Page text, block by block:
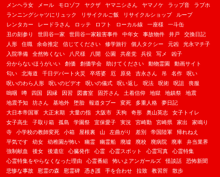
メンヘラ女
メール モロゾフ ヤクザ ヤマニシさん ヤマノケ ラップ音
ラブホ
ランニングシャツにリュック
リサイクルご飯 リサイクルショップ
ループ
レンタカー
レードラさん ロッテ ロフト ローカル線 一座様
一斗缶
丑の刻参り
世田谷一家 世田谷一家殺害事件 中年女 事故物件 井戸
交換日記
人形
住職 余命推定 信じてください 修学旅行 個人タクシー 元凶
光永マチ子
入院準備
全然怖くない 八尺様 八開 公園 共産党 兵役 写メ
凶子
分からないほうがいい
創価 創価学会 助けてください 動物霊園
動画サイト
匂い
北海道 千日デパート火災 卒塔婆 厄 原発 吉永さん 吊 名作
呪い
呪いのわら人形
呪いのビデオ 呪いの儀式 呪い返し 呪法 呪術 呪詛
喪服
嗚咽
噂 四国 因縁 因習 図書室 固芥さん 土着信仰 地獄 地鎮祭
地震
地震予知
坊さん 基地外 堕胎 報道タブー 変死 多重人格
夢日記
大日本帝国軍
大正末期 大量の指 大阪市 天狗 奇形 奥山英志
女子トイレ
女子高生
子取り箱 孤島 学園祭 宜保愛子 実況 宮崎勤 宮崎県 家出
家鳴り
寺
小学校の教師変死 小箱 屋根裏 山 左曲がり 差別 帝国陸軍
帰れねえ
平気です
幼女 幼稚園が怖い 幽霊 幽霊船 廃墟 廃校 廃病院 廃車
弁当業界
強制献血
後女 後遺症 心臓発作 心霊 心霊スポット 心霊写真
心霊特集
心霊特集をやらなくなった理由
心霊番組 怖いよアンガールズ 怪談話
恐怖新聞
悲惨な事故
慰霊の森 慰霊碑 憑き護 手を合わせ 拉致 教習所
散歩